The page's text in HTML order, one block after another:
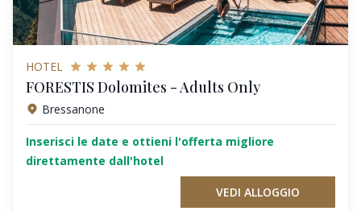
HOTEL
FORESTIS Dolomites - Adults Only
Bressanone
Inserisci le date e ottieni l'offerta migliore
direttamente dall'hotel
VEDI ALLOGGIO